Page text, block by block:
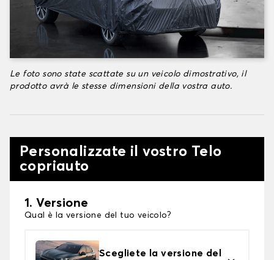
Le foto sono state scattate su un veicolo dimostrativo, il
prodotto avrà le stesse dimensioni della vostra auto.
Personalizzate il vostro Telo
copriauto
1. Versione
Qual è la versione del tuo veicolo?
Scegliete la versione del